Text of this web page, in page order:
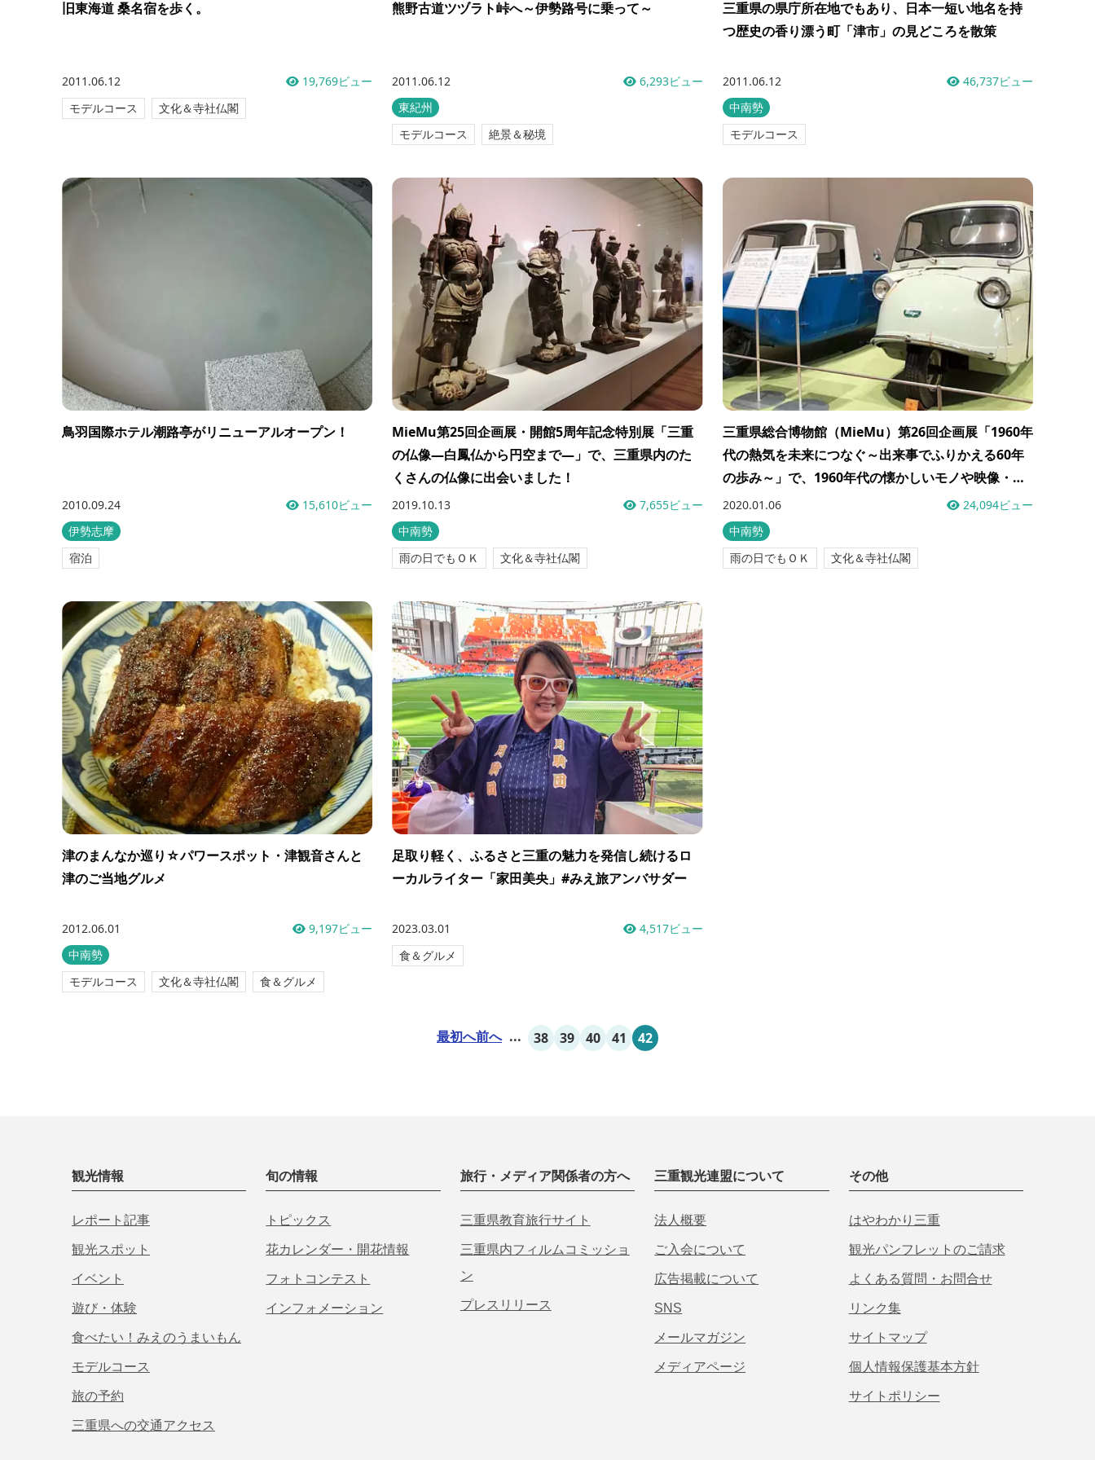
旧東海道 桑名宿を歩く。
2011.06.12
19,769ビュー
モデルコース
文化＆寺社仏閣
熊野古道ツヅラト峠へ～伊勢路号に乗って～
2011.06.12
6,293ビュー
東紀州
モデルコース
絶景＆秘境
三重県の県庁所在地でもあり、日本一短い地名を持
つ歴史の香り漂う町「津市」の見どころを散策
2011.06.12
46,737ビュー
中南勢
モデルコース
鳥羽国際ホテル潮路亭がリニューアルオープン！
2010.09.24
15,610ビュー
伊勢志摩
宿泊
MieMu第25回企画展・開館5周年記念特別展「三重
の仏像―白鳳仏から円空まで―」で、三重県内のた
くさんの仏像に出会いました！
2019.10.13
7,655ビュー
中南勢
雨の日でもＯＫ
文化＆寺社仏閣
三重県総合博物館（MieMu）第26回企画展「1960年
代の熱気を未来につなぐ～出来事でふりかえる60年
の歩み～」で、1960年代の懐かしいモノや映像・写
真を見てきました。
2020.01.06
24,094ビュー
中南勢
雨の日でもＯＫ
文化＆寺社仏閣
津のまんなか巡り☆パワースポット・津観音さんと
津のご当地グルメ
2012.06.01
9,197ビュー
中南勢
モデルコース
文化＆寺社仏閣 食＆グルメ
足取り軽く、ふるさと三重の魅力を発信し続けるロ
ーカルライター「家田美央」#みえ旅アンバサダー
2023.03.01
4,517ビュー
食＆グルメ
最初へ前へ ... 38 39 40 41 42
観光情報
レポート記事
観光スポット
イベント
遊び・体験
食べたい！みえのうまいもん
モデルコース
旅の予約
三重県への交通アクセス
旬の情報
トピックス
花カレンダー・開花情報
フォトコンテスト
インフォメーション
旅行・メディア関係者の方へ
三重県教育旅行サイト
三重県内フィルムコミッショ
ン
プレスリリース
三重観光連盟について
法人概要
ご入会について
広告掲載について
SNS
メールマガジン
メディアページ
その他
はやわかり三重
観光パンフレットのご請求
よくある質問・お問合せ
リンク集
サイトマップ
個人情報保護基本方針
サイトポリシー